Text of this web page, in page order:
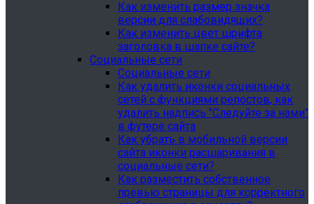
Как изменить размер значка
версии для слабовидящих?
Как изменить цвет шрифта
заголовка в шапке сайте?
Социальные сети
Социальные сети
Как удалить иконки социальных
сетей с функциями репостов, как
удалить надпись "Следуйте за нами"
в футере сайта
Как убрать в мобильной версии
сайта иконки расшаривания в
социальные сети?
Как разместить собственное
превью страницы для корректного